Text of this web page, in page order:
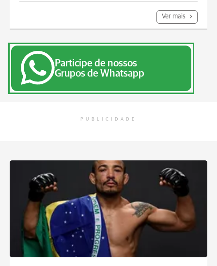
Ver mais
Participe de nossos
Grupos de Whatsapp
PUBLICIDADE